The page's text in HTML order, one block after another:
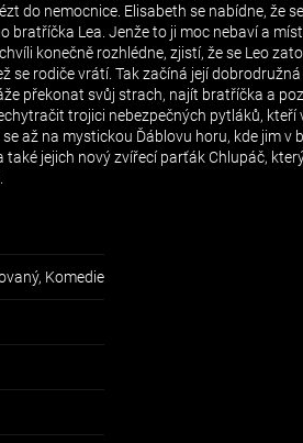
do nemocnice. Elisabeth se nabídne, že
bratříčka Lea. Jenže to ji moc nebaví a
konečně rozhlédne, zjistí, že se Leo
se rodiče vrátí. Tak začíná její
překonat svůj strach, najít bratříčka a
trojici nebezpečných pytláků, kteří
až na mystickou Ďáblovu horu, kde jim v
jejich nový zvířecí parťák Chlupáč,
Komedie